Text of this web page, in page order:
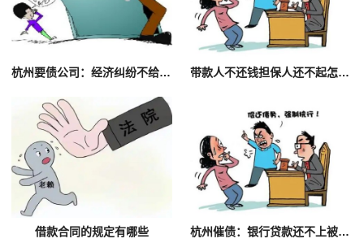
杭州要债公司：经济纠纷不给钱怎么办_1 带款人不还钱担保人还不起怎么办理
借款合同的规定有哪些 杭州催债：银行贷款还不上被起诉了担保人会怎么样